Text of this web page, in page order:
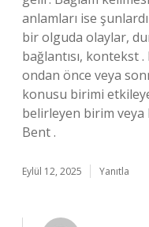
anlamları ise
bir olguda olaylar,
bağlantısı, kontekst
ondan önce veya
konusu birimi
belirleyen birim
Bent .
Eylül 12, 2025 Yanıtla